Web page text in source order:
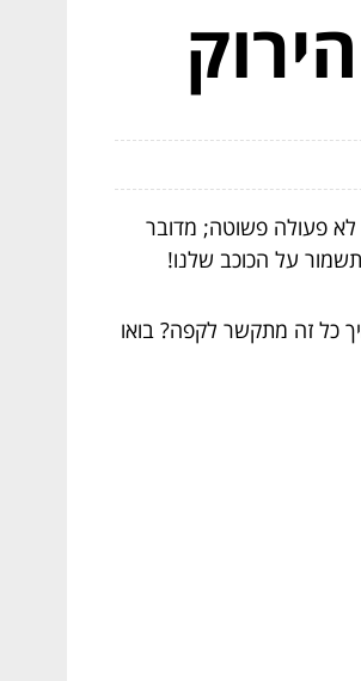
פעולה פשוטה; מדובר
על הכוכב שלנו!
כל זה מתקשר לקפה? בואו